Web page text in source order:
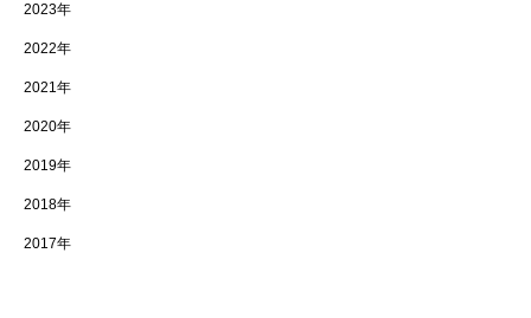
2023年
2022年
2021年
2020年
2019年
2018年
2017年